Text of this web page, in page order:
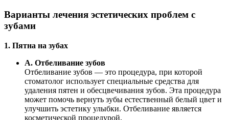
Варианты лечения эстетических проблем с
зубами
1. Пятна на зубах
А. Отбеливание зубов
Отбеливание зубов — это процедура, при которой
стоматолог использует специальные средства для
удаления пятен и обесцвечивания зубов. Эта процедура
может помочь вернуть зубы естественный белый цвет и
улучшить эстетику улыбки. Отбеливание является
косметической процедурой.